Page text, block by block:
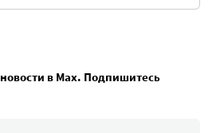
в Max. Подпишитесь